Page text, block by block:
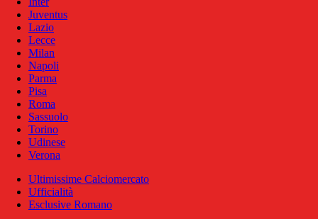
Juventus
Lazio
Lecce
Milan
Napoli
Parma
Pisa
Roma
Sassuolo
Torino
Udinese
Verona
Ultimissime Calciomercato
Ufficialità
Esclusive Romano